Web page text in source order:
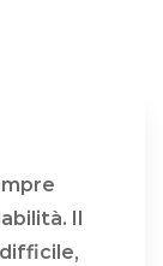
Il